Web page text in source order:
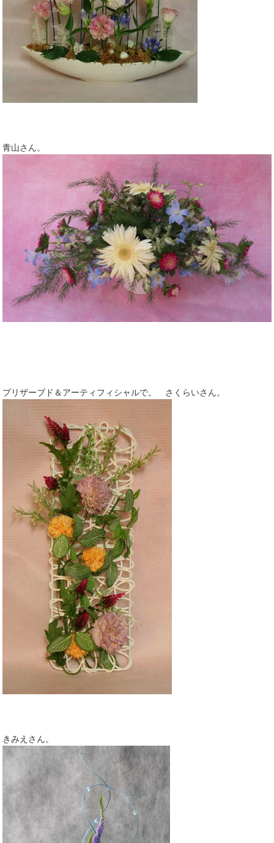
青山さん。
プリザーブド＆アーティフィシャルで。 さくらいさん。
きみえさん。